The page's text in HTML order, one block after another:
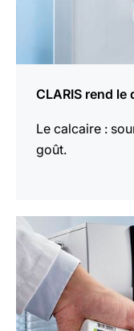
CLARIS rend
Le calcaire :
goût.
En
savoir
plus